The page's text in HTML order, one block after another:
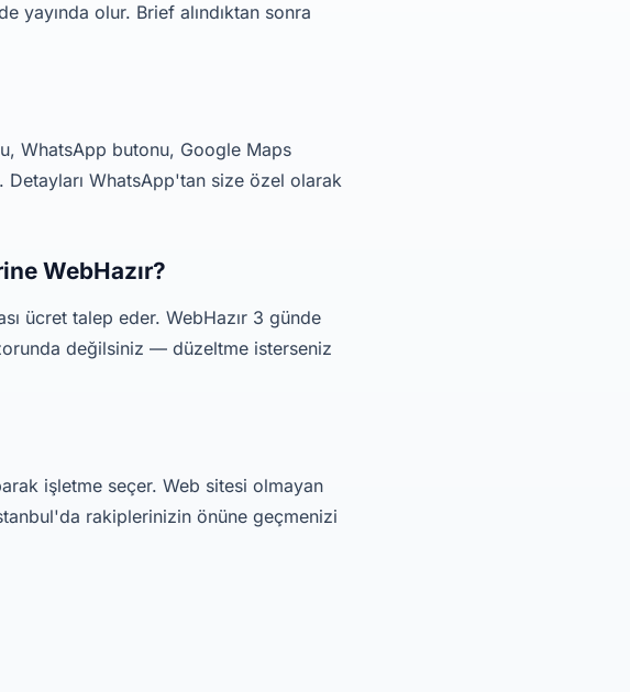
yayında olur. Brief alındıktan sonra
WhatsApp butonu, Google Maps
WhatsApp'tan size özel olarak
WebHazır?
ücret talep eder. WebHazır 3 günde
değilsiniz — düzeltme isterseniz
işletme seçer. Web sitesi olmayan
rakiplerinizin önüne geçmenizi